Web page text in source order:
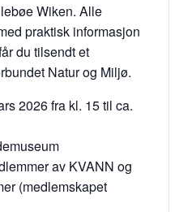
Wiken. Alle
praktisk informasjon
du tilsendt et
Natur og Miljø.
2026 fra kl. 15 til ca.
av KVANN og
(medlemskapet